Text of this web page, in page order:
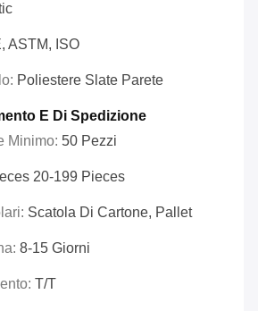
ASTM, ISO
Poliestere Slate Parete
E Di Spedizione
Minimo: 50 Pezzi
20-199 Pieces
Scatola Di Cartone, Pallet
8-15 Giorni
T/T